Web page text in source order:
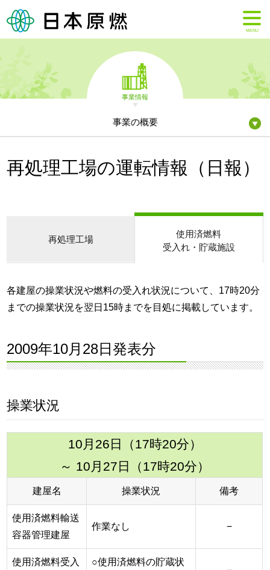
MENU
事業情報
事業の概要
再処理工場の運転情報（日報）
再処理工場
使用済燃料
受入れ・貯蔵施設
各建屋の操業状況や燃料の受入れ状況について、17時20分
までの操業状況を翌日15時までを目処に掲載しています。
2009年10月28日発表分
操業状況
10月26日（17時20分）
～ 10月27日（17時20分）
建屋名 操業状況 備考
使用済燃料輸送
容器管理建屋
作業なし −
使用済燃料受入
○使用済燃料の貯蔵状